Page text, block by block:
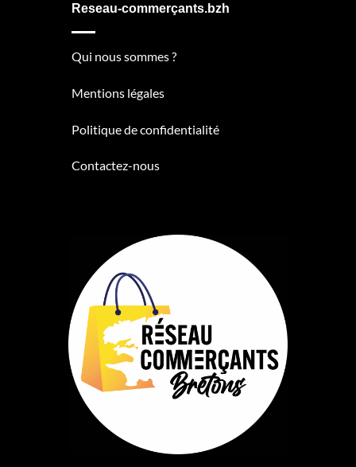
Reseau-commerçants.bzh
Qui nous sommes ?
Mentions légales
Politique de confidentialité
Contactez-nous